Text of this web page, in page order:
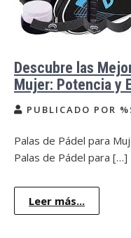
Descubre las
Mujer: Potencia y
PUBLICADO POR
Palas de Pádel para
Palas de Pádel para […]
Leer más...